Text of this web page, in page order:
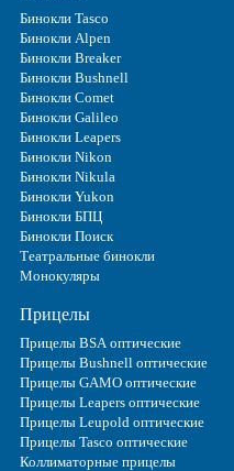
Бинокли Tasco
Бинокли Alpen
Бинокли Breaker
Бинокли Bushnell
Бинокли Comet
Бинокли Galileo
Бинокли Leapers
Бинокли Nikon
Бинокли Nikula
Бинокли Yukon
Бинокли БПЦ
Бинокли Поиск
Театральные бинокли
Монокуляры
Прицелы
Прицелы BSA оптические
Прицелы Bushnell оптические
Прицелы GAMO оптические
Прицелы Leapers оптические
Прицелы Leupold оптические
Прицелы Tasco оптические
Коллиматорные прицелы